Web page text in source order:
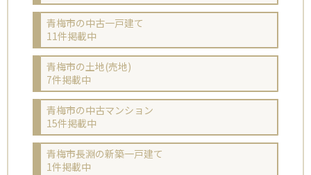
青梅市の中古一戸建て
11件掲載中
青梅市の土地(売地)
7件掲載中
青梅市の中古マンション
15件掲載中
青梅市長淵の新築一戸建て
1件掲載中